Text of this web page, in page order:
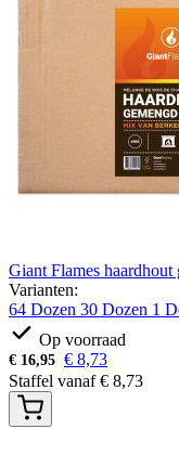
Giant Flames
Varianten:
64 Dozen 30 Dozen 1
Op voorraad
€ 16,95 € 8,73
Staffel vanaf€ 8,73